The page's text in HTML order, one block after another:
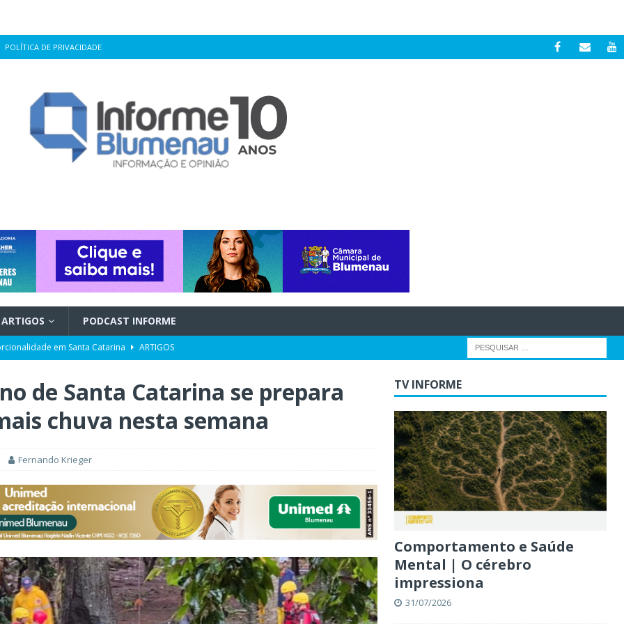
POLÍTICA DE PRIVACIDADE
ARTIGOS PODCAST INFORME
em Santa Catarina
ARTIGOS
candidato ao Senado pelo Missão
TV INFORME BLUMENAU
doação de sangue
POLÍTICA
da história no Ideb
desinformação e uso de inteligência artificial
de Santa Catarina se prepara
chuva nesta semana
Fernando Krieger
TV INFORME
Comportamento e Saúde
Mental | O cérebro
impressiona
31/07/2026